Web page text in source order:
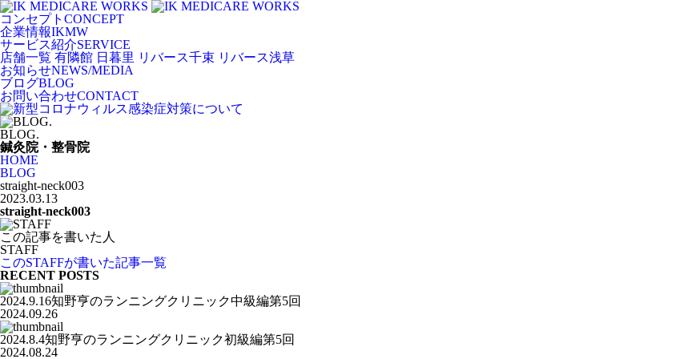
コンセプト CONCEPT
企業情報IKMW
サービス紹介SERVICE
店舗一覧 有隣館 日暮里 リバース千束 リバース浅草
お知らせNEWS/MEDIA
ブログBLOG
お問い合わせCONTACT
BLOG.
鍼灸院・整骨院
HOME
BLOG
straight-neck003
2023.03.13
straight-neck003
この記事を書いた人
STAFF
このSTAFFが書いた記事一覧
RECENT POSTS
2024.9.16知野亨のランニングクリニック中級編第5回
2024.09.26
2024.8.4知野亨のランニングクリニック初級編第5回
2024.08.24